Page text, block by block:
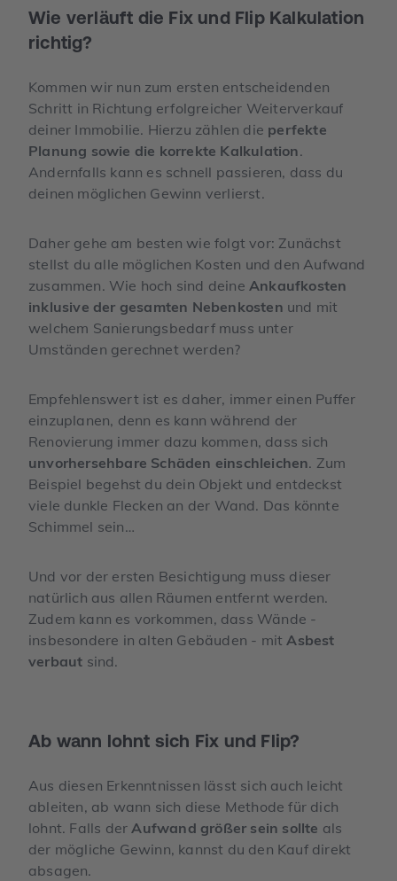
Wie verläuft die Fix und Flip Kalkulation
richtig?
Kommen wir nun zum ersten entscheidenden
Schritt in Richtung erfolgreicher Weiterverkauf
deiner Immobilie. Hierzu zählen die perfekte
Planung sowie die korrekte Kalkulation.
Andernfalls kann es schnell passieren, dass du
deinen möglichen Gewinn verlierst.
Daher gehe am besten wie folgt vor: Zunächst
stellst du alle möglichen Kosten und den Aufwand
zusammen. Wie hoch sind deine Ankaufkosten
inklusive der gesamten Nebenkosten und mit
welchem Sanierungsbedarf muss unter
Umständen gerechnet werden?
Empfehlenswert ist es daher, immer einen Puffer
einzuplanen, denn es kann während der
Renovierung immer dazu kommen, dass sich
unvorhersehbare Schäden einschleichen. Zum
Beispiel begehst du dein Objekt und entdeckst
viele dunkle Flecken an der Wand. Das könnte
Schimmel sein…
Und vor der ersten Besichtigung muss dieser
natürlich aus allen Räumen entfernt werden.
Zudem kann es vorkommen, dass Wände -
insbesondere in alten Gebäuden - mit Asbest
verbaut sind.
Ab wann lohnt sich Fix und Flip?
Aus diesen Erkenntnissen lässt sich auch leicht
ableiten, ab wann sich diese Methode für dich
lohnt. Falls der Aufwand größer sein sollte als
der mögliche Gewinn, kannst du den Kauf direkt
absagen.